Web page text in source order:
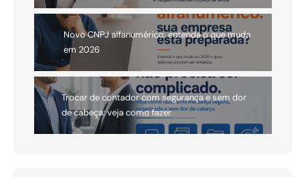
Novo CNPJ alfanumérico: entenda o que muda
em 2026
Trocar de contador com segurança e sem dor
de cabeça: veja como fazer